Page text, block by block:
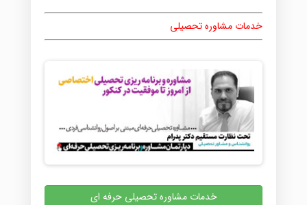
خدمات مشاوره تحصیلی
خدمات مشاوره تحصیلی حرفه ای